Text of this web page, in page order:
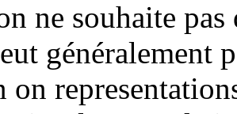
ne souhaite
généralement
on